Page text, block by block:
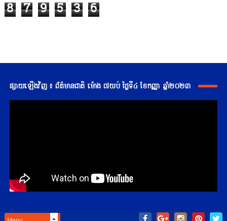
8 7 9 5 3 6
ផ្សាយឡើងវិញ ៖ ព័ត៌មានជាតិ ម៉ោង ៧យប់ ថ្ងៃទី៤ ខែកញ្ញា ឆ្នាំ២០២៣